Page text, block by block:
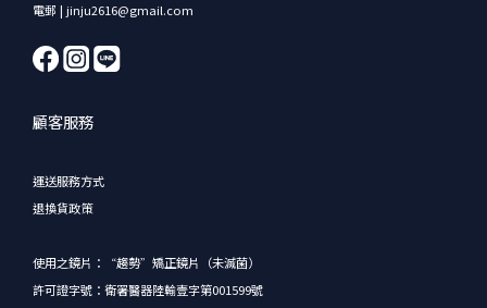
電郵 | jinju2616@gmail.com
顧客服務
運送服務方式
退換貨政策
使用之鏡片：“趨勢”矯正鏡片（未滅菌）
許可證字號：衛署醫器陸輸壹字第001599號